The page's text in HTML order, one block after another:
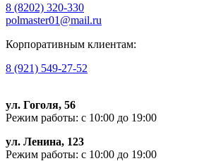
8 (8202) 320-330
polmaster01@mail.ru
Корпоративным клиентам:
8 (921) 549-27-52
ул. Гоголя, 56
Режим работы: с 10:00 до 19:00
ул. Ленина, 123
Режим работы: с 10:00 до 19:00